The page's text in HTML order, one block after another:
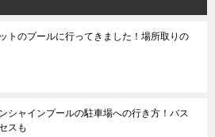
トのプールに行ってきました！場所取りの
シャインプールの駐車場への行き方！バス
スも